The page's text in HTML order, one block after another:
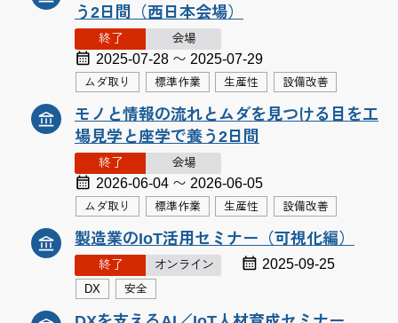
う2日間（西日本会場）
終了 会場
2025-07-28 〜 2025-07-29
ムダ取り 標準作業 生産性 設備改善
モノと情報の流れとムダを見つける目を工
場見学と座学で養う2日間
終了 会場
2026-06-04 〜 2026-06-05
ムダ取り 標準作業 生産性 設備改善
製造業のIoT活用セミナー（可視化編）
終了 オンライン 2025-09-25
DX 安全